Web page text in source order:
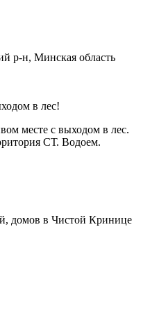
р-н, Минская область
в лес!
месте с выходом в лес.
СТ. Водоем.
домов в Чистой Кринице